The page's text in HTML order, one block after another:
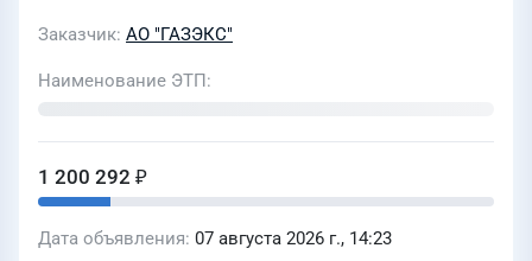
Заказчик АО "ГАЗЭКС"
Наименование ЭТП
1 200 292 ₽
Дата объявления 07 августа 2026 г., 14:23